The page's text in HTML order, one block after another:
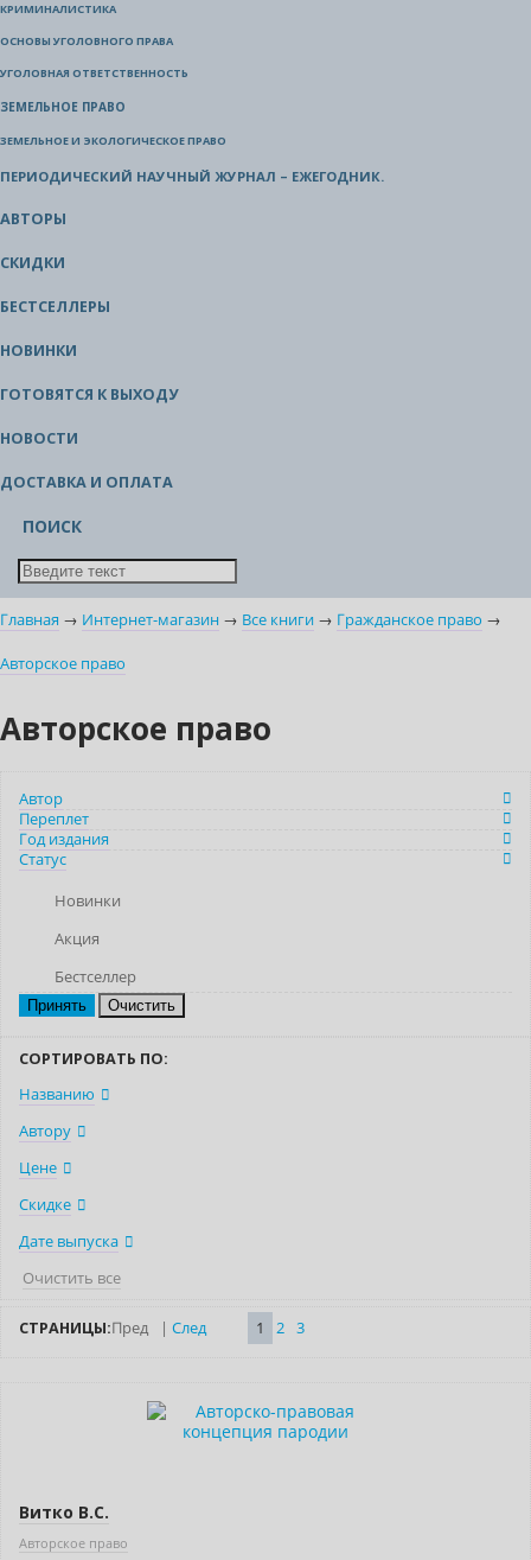
КРИМИНАЛИСТИКА
ОСНОВЫ УГОЛОВНОГО ПРАВА
УГОЛОВНАЯ ОТВЕТСТВЕННОСТЬ
ЗЕМЕЛЬНОЕ ПРАВО
ЗЕМЕЛЬНОЕ И ЭКОЛОГИЧЕСКОЕ ПРАВО
ПЕРИОДИЧЕСКИЙ НАУЧНЫЙ ЖУРНАЛ – ЕЖЕГОДНИК.
АВТОРЫ
СКИДКИ
БЕСТСЕЛЛЕРЫ
НОВИНКИ
ГОТОВЯТСЯ К ВЫХОДУ
НОВОСТИ
ДОСТАВКА И ОПЛАТА
ПОИСК
Главная → Интернет-магазин → Все книги → Гражданское право →
Авторское право
Авторское право
Автор
Переплет
Год издания
Статус
Новинки
Акция
Бестселлер
Очистить
СОРТИРОВАТЬ ПО:
Названию
Автору
Цене
Скидке
Дате выпуска
Очистить все
СТРАНИЦЫ:Пред | След 1 2 3
Витко В.С.
Авторское право